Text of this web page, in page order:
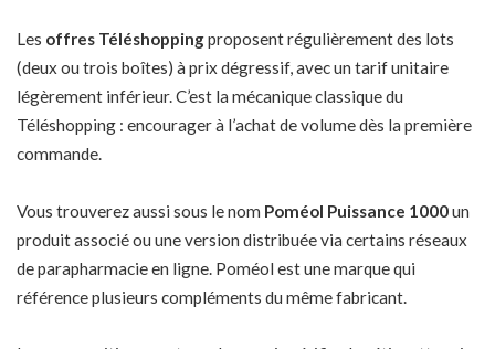
Les offres Téléshoppingproposent régulièrement des lots
(deux ou trois boîtes) à prix dégressif, avec un tarif unitaire
légèrement inférieur. C’est la mécanique classique du
Téléshopping : encourager à l’achat de volume dès la première
commande.
Vous trouverez aussi sous le nom Poméol Puissance 1000un
produit associé ou une version distribuée via certains réseaux
de parapharmacie en ligne. Poméol est une marque qui
référence plusieurs compléments du même fabricant.